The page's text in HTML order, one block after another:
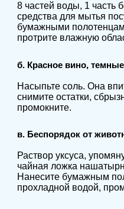
8 частей воды, 1 часть
средства для мытья
бумажными
протрите влажную
б. Красное вино,
Насыпьте соль. Она
снимите остатки,
промокните.
в. Беспорядок от
Раствор уксуса,
чайная ложка
Нанесите бумажным
прохладной водой,